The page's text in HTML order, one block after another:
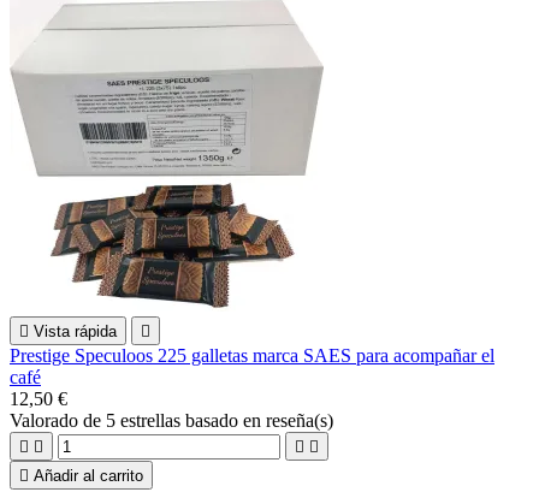
 Vista rápida 
Prestige Speculoos 225 galletas marca SAES para acompañar el
café
12,50 €
Valorado de 5 estrellas basado en reseña(s)
   
 Añadir al carrito